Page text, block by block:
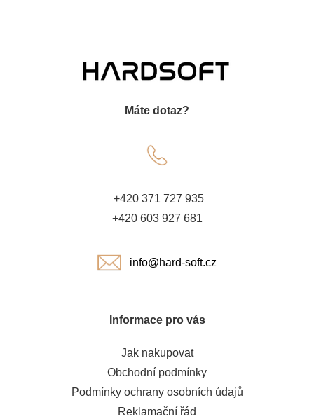
Máte dotaz?
+420 371 727 935
+420 603 927 681
info@hard-soft.cz
Informace pro vás
Jak nakupovat
Obchodní podmínky
Podmínky ochrany osobních údajů
Reklamační řád